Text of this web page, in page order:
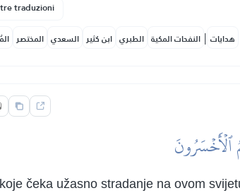
traduzioni
المختصر السعدي ابن كثير الطبري النفحات المكية | هدايات
ٱلۡأَخۡسَرُونَ
čeka užasno stradanje na ovom